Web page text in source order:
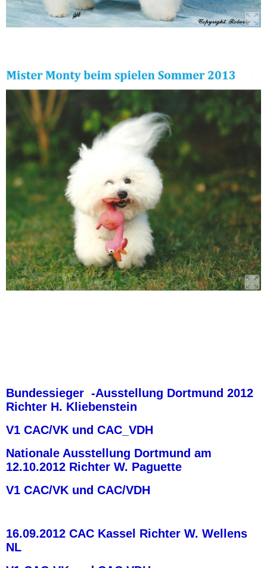
Bundessieger -Ausstellung Dortmund 2012
Richter H. Kliebenstein
V1 CAC/VK und CAC_VDH
Nationale Ausstellung Dortmund am
12.10.2012 Richter W. Paguette
V1 CAC/VK und CAC/VDH
16.09.2012 CAC Kassel Richter W. Wellens
NL